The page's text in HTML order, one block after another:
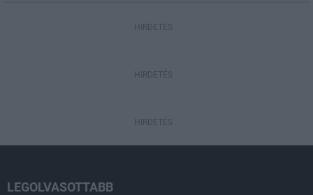
HIRDETÉS
HIRDETÉS
HIRDETÉS
LEGOLVASOTTABB